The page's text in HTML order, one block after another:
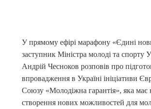
У прямому ефірі марафону «Єдині
заступник Міністра молоді та спорту
Андрій Чесноков розповів про
впровадження в Україні ініціативи
Союзу «Молодіжна гарантія», яка має
створення нових можливостей для